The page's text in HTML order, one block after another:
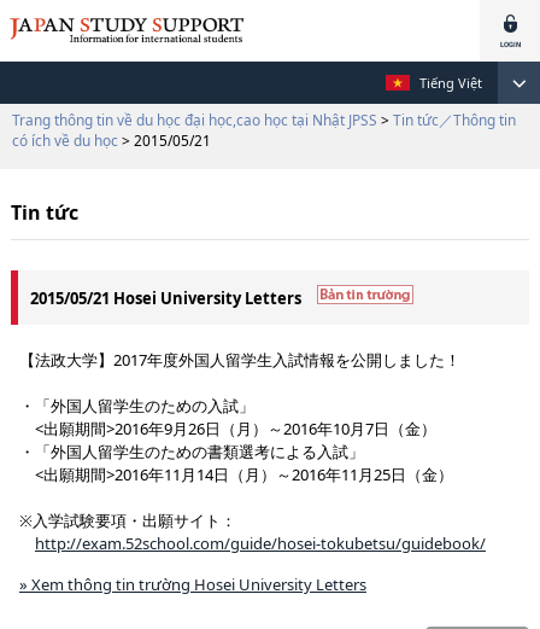
Tiếng Việt
Trang thông tin về du học đại học,cao học tại Nhật JPSS > Tin tức／Thông tin
có ích về du học > 2015/05/21
Tin tức
2015/05/21 Hosei University Letters
【法政大学】2017年度外国人留学生入試情報を公開しました！
・「外国人留学生のための入試」
<出願期間>2016年9月26日（月）～2016年10月7日（金）
・「外国人留学生のための書類選考による入試」
<出願期間>2016年11月14日（月）～2016年11月25日（金）
※入学試験要項・出願サイト：
http://exam.52school.com/guide/hosei-tokubetsu/guidebook/
» Xem thông tin trường Hosei University Letters